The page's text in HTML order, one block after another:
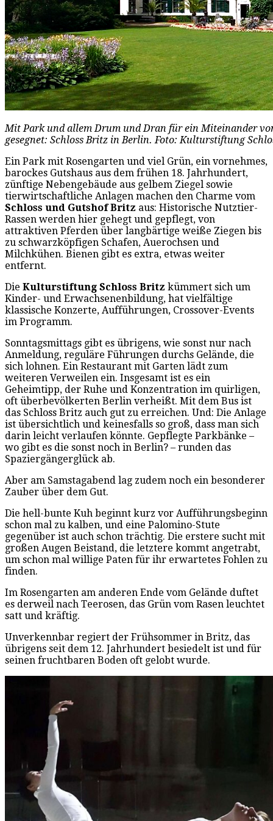
Mit Park und allem Drum und Dran für ein Miteinander
gesegnet: Schloss Britz in Berlin. Foto: Kulturstiftung
Ein Park mit Rosengarten und viel Grün, ein vornehmes,
barockes Gutshaus aus dem frühen 18. Jahrhundert,
zünftige Nebengebäude aus gelbem Ziegel sowie
tierwirtschaftliche Anlagen machen den Charme vom
Schloss und Gutshof Britz aus: Historische Nutztier-
Rassen werden hier gehegt und gepflegt, von
attraktiven Pferden über langbärtige weiße Ziegen bis
zu schwarzköpfigen Schafen, Auerochsen und
Milchkühen. Bienen gibt es extra, etwas weiter
entfernt.
Die Kulturstiftung Schloss Britz kümmert sich um
Kinder- und Erwachsenenbildung, hat vielfältige
klassische Konzerte, Aufführungen, Crossover-Events
im Programm.
Sonntagsmittags gibt es übrigens, wie sonst nur nach
Anmeldung, reguläre Führungen durchs Gelände, die
sich lohnen. Ein Restaurant mit Garten lädt zum
weiteren Verweilen ein. Insgesamt ist es ein
Geheimtipp, der Ruhe und Konzentration im quirligen,
oft überbevölkerten Berlin verheißt. Mit dem Bus ist
das Schloss Britz auch gut zu erreichen. Und: Die Anlage
ist übersichtlich und keinesfalls so groß, dass man sich
darin leicht verlaufen könnte. Gepflegte Parkbänke –
wo gibt es die sonst noch in Berlin? – runden das
Spaziergängerglück ab.
Aber am Samstagabend lag zudem noch ein besonderer
Zauber über dem Gut.
Die hell-bunte Kuh beginnt kurz vor Aufführungsbeginn
schon mal zu kalben, und eine Palomino-Stute
gegenüber ist auch schon trächtig. Die erstere sucht mit
großen Augen Beistand, die letztere kommt angetrabt,
um schon mal willige Paten für ihr erwartetes Fohlen zu
finden.
Im Rosengarten am anderen Ende vom Gelände duftet
es derweil nach Teerosen, das Grün vom Rasen leuchtet
satt und kräftig.
Unverkennbar regiert der Frühsommer in Britz, das
übrigens seit dem 12. Jahrhundert besiedelt ist und für
seinen fruchtbaren Boden oft gelobt wurde.